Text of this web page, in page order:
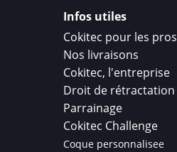
Infos utiles
Cokitec pour les pros
Nos livraisons
Cokitec, l'entreprise
Droit de rétractation
Parrainage
Cokitec Challenge
Coque personnalisee